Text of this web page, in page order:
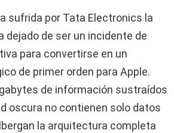
sufrida por Tata Electronics la
dejado de ser un incidente de
para convertirse en un
de primer orden para Apple.
de información sustraídos
oscura no contienen solo datos
la arquitectura completa